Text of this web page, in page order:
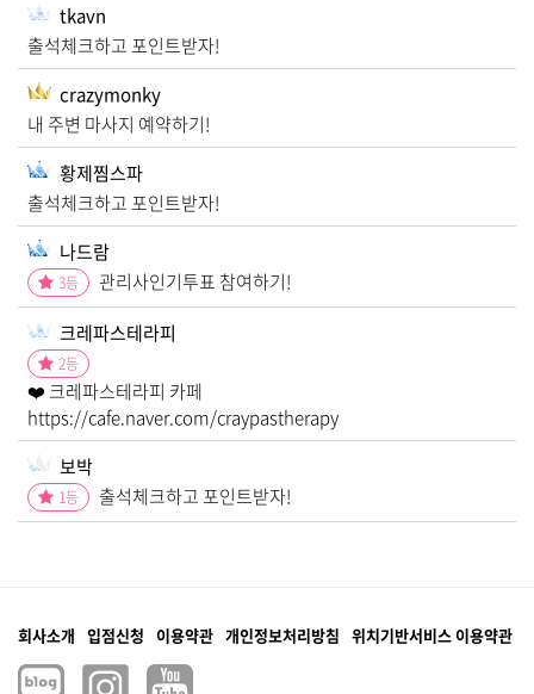
tkavn
출석체크하고 포인트받자!
crazymonky
내 주변 마사지 예약하기!
황제찜스파
출석체크하고 포인트받자!
나드람
3등
관리사인기투표 참여하기!
크레파스테라피
2등
❤️ 크레파스테라피 카페
https://cafe.naver.com/craypastherapy
보박
1등 출석체크하고 포인트받자!
회사소개 입점신청 이용약관 개인정보처리방침 위치기반서비스 이용약관